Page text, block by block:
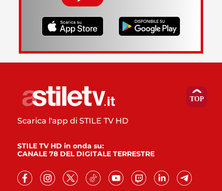
Scarica l'app di STILE TV HD
STILE TV HD in onda su:
CANALE 78 DEL DIGITALE TERRESTRE